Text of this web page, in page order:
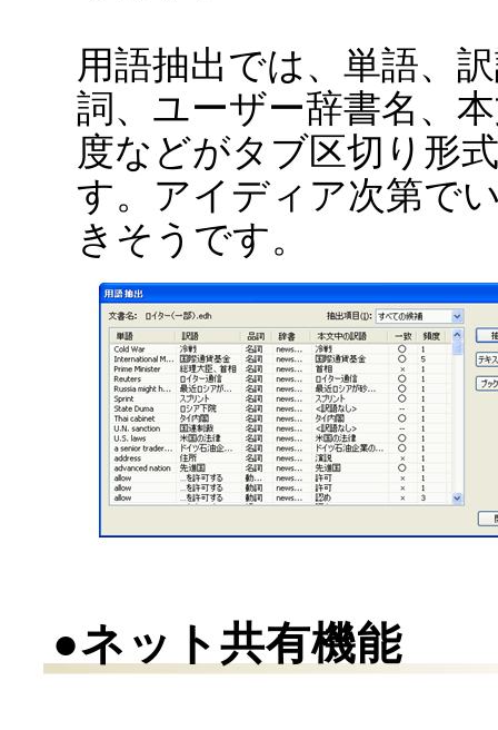
用語抽出では、単語、
詞、ユーザー辞書名、
度などがタブ区切り形
す。アイディア次第で
きそうです。
●ネット共有機能